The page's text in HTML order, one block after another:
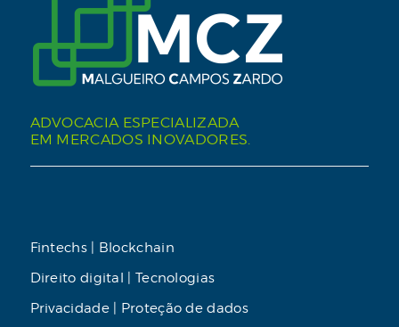
ADVOCACIA ESPECIALIZADA
EM MERCADOS INOVADORES.
Fintechs | Blockchain
Direito digital | Tecnologias
Privacidade | Proteção de dados